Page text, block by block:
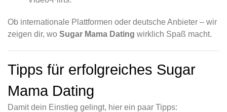
Ob internationale Plattformen oder deutsche Anbieter – wir
zeigen dir, wo Sugar Mama Dating wirklich Spaß macht.
Tipps für erfolgreiches Sugar
Mama Dating
Damit dein Einstieg gelingt, hier ein paar Tipps: